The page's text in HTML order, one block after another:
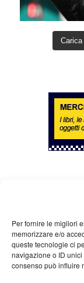
Per fornire le migliori
memorizzare e/o
queste tecnologie ci
navigazione o ID
consenso può influire
Carica
Chi siamo
Merchandising